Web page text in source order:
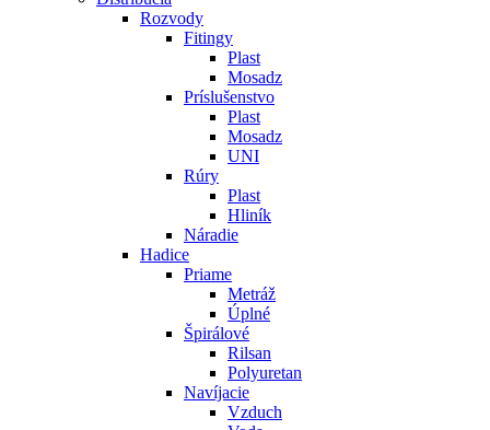
Rozvody
Fitingy
Plast
Mosadz
Príslušenstvo
Plast
Mosadz
UNI
Rúry
Plast
Hliník
Náradie
Hadice
Priame
Metráž
Úplné
Špirálové
Rilsan
Polyuretan
Navíjacie
Vzduch